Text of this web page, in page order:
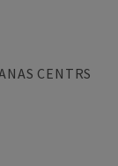
CENTRS